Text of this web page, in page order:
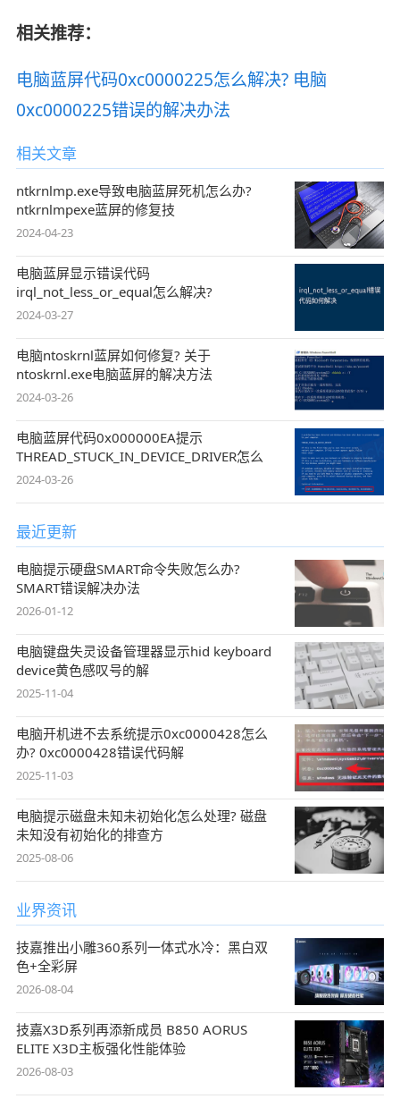
相关推荐：
电脑蓝屏代码0xc0000225怎么解决? 电脑
0xc0000225错误的解决办法
相关文章
ntkrnlmp.exe导致电脑蓝屏死机怎么办?
ntkrnlmpexe蓝屏的修复技
2024-04-23
电脑蓝屏显示错误代码
irql_not_less_or_equal怎么解决?
2024-03-27
电脑ntoskrnl蓝屏如何修复? 关于
ntoskrnl.exe电脑蓝屏的解决方法
2024-03-26
电脑蓝屏代码0x000000EA提示
THREAD_STUCK_IN_DEVICE_DRIVER怎么
2024-03-26
最近更新
电脑提示硬盘SMART命令失败怎么办?
SMART错误解决办法
2026-01-12
电脑键盘失灵设备管理器显示hid keyboard
device黄色感叹号的解
2025-11-04
电脑开机进不去系统提示0xc0000428怎么
办? 0xc0000428错误代码解
2025-11-03
电脑提示磁盘未知未初始化怎么处理? 磁盘
未知没有初始化的排查方
2025-08-06
业界资讯
技嘉推出小雕360系列一体式水冷：黑白双
色+全彩屏
2026-08-04
技嘉X3D系列再添新成员 B850 AORUS
ELITE X3D主板强化性能体验
2026-08-03